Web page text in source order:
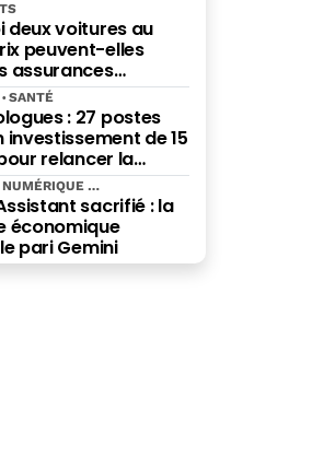
deux voitures au
peuvent-elles
assurances
?
: 27 postes
investissement de 15
relancer la
SANTÉ
sacrifié : la
économique
pari Gemini